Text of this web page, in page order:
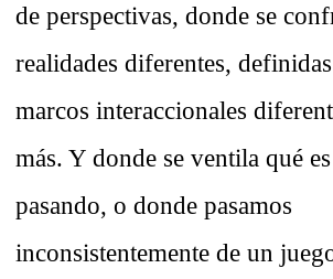
de perspectivas, donde se
realidades diferentes,
marcos interaccionales
más. Y donde se ventila qué
pasando, o donde pasamos
inconsistentemente de un